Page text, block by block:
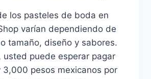
los pasteles de boda en
varían dependiendo de
tamaño, diseño y sabores.
usted puede esperar pagar
3,000 pesos mexicanos por